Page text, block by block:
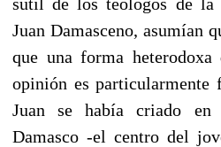
Juan Damasceno, asumían
que una forma
opinión es particularmente
Juan se había criado
Damasco -el centro del